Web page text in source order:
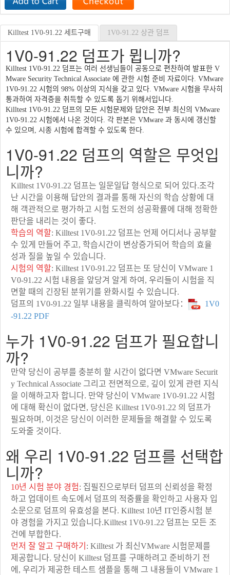
Killtest 1V0-91.22 세트구매 1V0-91.22 상관 덤프
1V0-91.22 덤프가 뮙니까?
Killtest 1V0-91.22 덤프는 여러 선생님들이 공동으로 편찬하여 발표한 V
Mware Security Technical Associate 에 관한 시험 준비 자료이다. VMware
1V0-91.22 시험의 98% 이상의 지식을 갖고 있다. VMware 시험을 무사히
통과하여 자격증을 취득할 수 있도록 돕기 위해서입니다.
Killtest 1V0-91.22 덤프의 모든 시험문제와 답안은 전부 최신의 VMware
1V0-91.22 시험에서 나온 것이다. 각 판본은 VMware 과 동시에 갱신할
수 있으며, 시종 시험에 합격할 수 있도록 한다.
1V0-91.22 덤프의 역할은 무엇입
니까?
Killtest 1V0-91.22 덤프는 일문일답 형식으로 되어 있다.조각
난 시간을 이용해 답안의 결과를 통해 자신의 학습 상황에 대
해 객관적으로 평가하고 시험 도전의 성공확률에 대해 정확한
판단을 내리는 것이 좋다.
학습의 역할: Killtest 1V0-91.22 덤프는 언제 어디서나 공부할
수 있게 만들어 주고, 학습시간이 변상증가되어 학습의 효율
성과 질을 높일 수 있습니다.
시험의 역할: Killtest 1V0-91.22 덤프는 또 당신이 VMware 1
V0-91.22 시험 내용을 앞당겨 알게 하여, 우리들이 시험을 직
면할 때의 긴장된 분위기를 완화시킬 수 있습니다.
덤프의 1V0-91.22 일부 내용을 클릭하여 알아보다：
1V0
-91.22 PDF
누가 1V0-91.22 덤프가 필요합니
까?
만약 당신이 공부를 충분히 할 시간이 없다면 VMware Securit
y Technical Associate 그리고 전면적으로, 깊이 있게 관련 지식
을 이해하고자 합니다. 만약 당신이 VMware 1V0-91.22 시험
에 대해 확신이 없다면, 당신은 Killtest 1V0-91.22 의 덤프가
필요하며, 이것은 당신이 이러한 문제들을 해결할 수 있도록
도와줄 것이다.
왜 우리 1V0-91.22 덤프를 선택합
니까?
10년 시험 분야 경험: 집필진으로부터 덤프의 신뢰성을 확정
하고 업데이트 속도에서 덤프의 적중률을 확인하고 사용자 입
소문으로 덤프의 유효성을 본다. Killtest 10년 IT인증시험 분
야 경험을 가지고 있습니다.Killtest 1V0-91.22 덤프는 모든 조
건에 부합한다.
먼저 잘 알고 구매하기 : Killtest 가 최신VMware 시험문제를
제공합니다. 당신이 Killtest 덤프를 구매하려고 준비하기 전
에, 우리가 제공한 테스트 샘플을 통해 그 내용들이 VMware 1